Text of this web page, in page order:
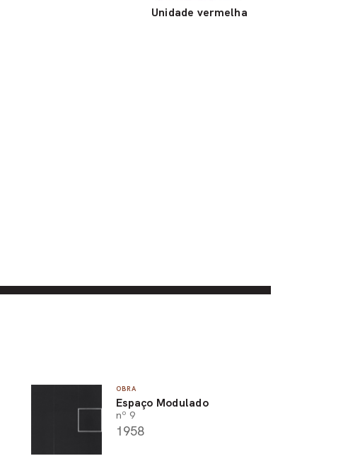
Unidade vermelha
OBRA
Espaço Modulado
nº 9
1958